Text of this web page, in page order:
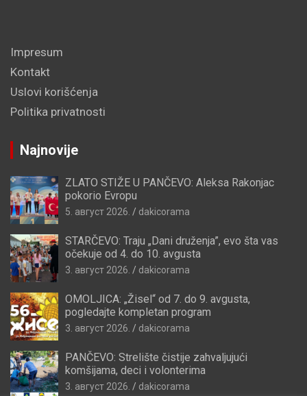
Impresum
Kontakt
Uslovi korišćenja
Politika privatnosti
Najnovije
ZLATO STIŽE U PANČEVO: Aleksa Rakonjac
pokorio Evropu
5. август 2026. dakicorama
STARČEVO: Traju „Dani druženja”, evo šta vas
očekuje od 4. do 10. avgusta
3. август 2026. dakicorama
OMOLJICA: „Žisel“ od 7. do 9. avgusta,
pogledajte kompletan program
3. август 2026. dakicorama
PANČEVO: Strelište čistije zahvaljujući
komšijama, deci i volonterima
3. август 2026. dakicorama